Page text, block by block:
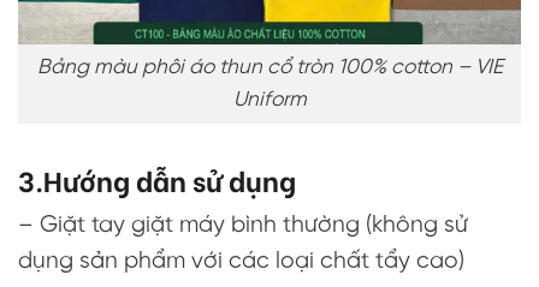
Bảng màu phôi áo thun cổ tròn 100% cotton – VIE
Uniform
3.Hướng dẫn sử dụng
– Giặt tay giặt máy bình thường (không sử
dụng sản phẩm với các loại chất tẩy cao)